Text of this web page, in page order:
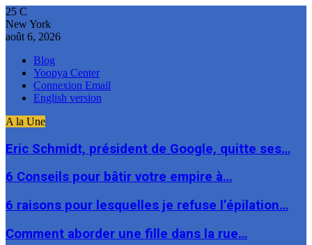
25 C
New York
août 6, 2026
Blog
Yoopya Center
Connexion Email
English version
A la Une
Eric Schmidt, président de Google, quitte ses…
6 Conseils pour bâtir votre empire à…
6 raisons pour lesquelles je refuse l’épilation…
Comment aborder une fille dans la rue…